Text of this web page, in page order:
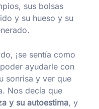
sus bolsas
y su hueso y su
¡se sentía como
ayudarle con
sonrisa y ver que
Nos decía que
y su autoestima, y